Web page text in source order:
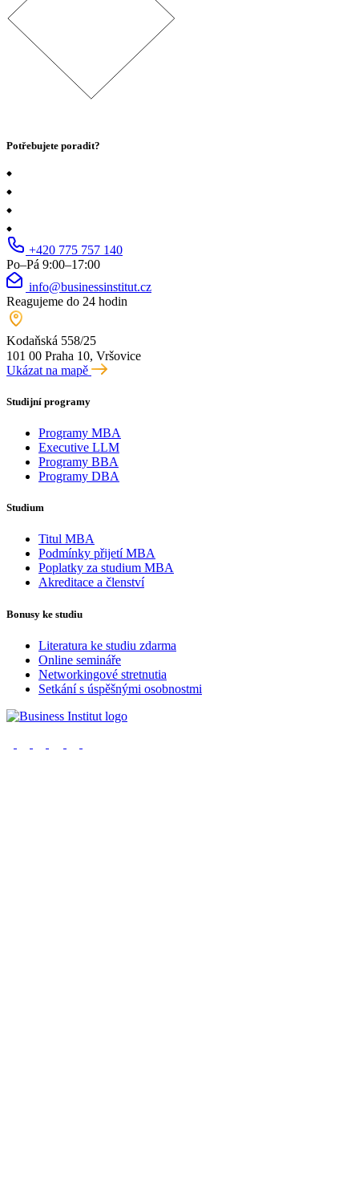
Potřebujete poradit?
+420 775 757 140
Po–Pá 9:00–17:00
info@businessinstitut.cz
Reagujeme do 24 hodin
Kodaňská 558/25
101 00 Praha 10, Vršovice
Ukázat na mapě
Studijní programy
Programy MBA
Executive LLM
Programy BBA
Programy DBA
Studium
Titul MBA
Podmínky přijetí MBA
Poplatky za studium MBA
Akreditace a členství
Bonusy ke studiu
Literatura ke studiu zdarma
Online semináře
Networkingové stretnutia
Setkání s úspěšnými osobnostmi